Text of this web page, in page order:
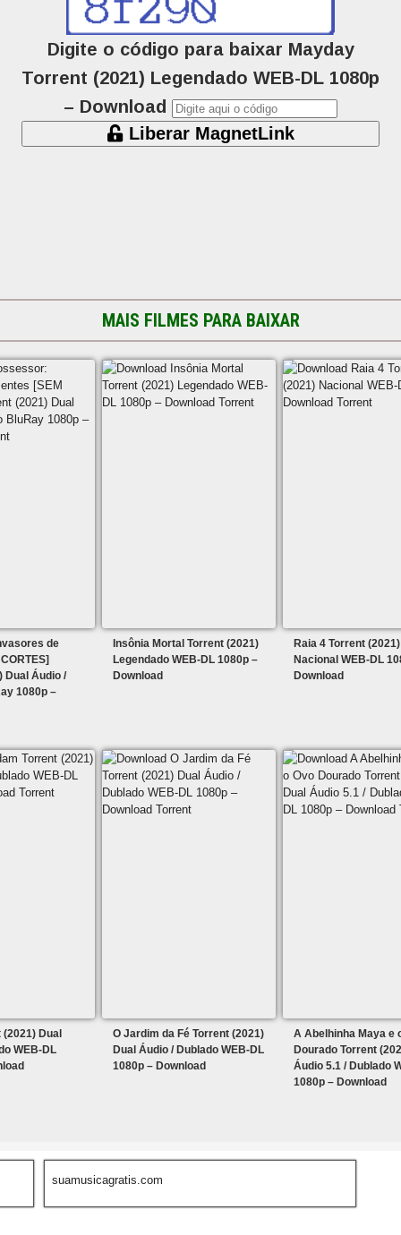
Digite o código para baixar Mayday
Torrent (2021) Legendado WEB-DL 1080p
– Download
Liberar MagnetLink
MAIS FILMES PARA BAIXAR
de
Dual Áudio /
1080p –
Insônia Mortal Torrent (2021)
Legendado WEB-DL 1080p –
Download
Raia 4 Torrent (2021)
Nacional WEB-DL
Download
Dual
WEB-DL
O Jardim da Fé Torrent (2021)
Dual Áudio / Dublado WEB-DL
1080p – Download
A Abelhinha Maya e
Dourado Torrent
Áudio 5.1 / Dublado
1080p – Download
suamusicagratis.com